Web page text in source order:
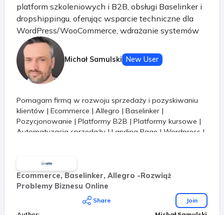
platform szkoleniowych i B2B, obsługi Baselinker i
dropshippingu, oferując wsparcie techniczne dla
WordPress/WooCommerce, wdrażanie systemów
ERP oraz rozwój strategii marketingowych, by
pomóc Ci rozwinąć biznes w internecie z
ekspertami!. Skupimy się na rozwiązywaniu
realnych problemów, bez zbędnego gadania :)
Michał Samulski New User
Pomagam firmą w rozwoju sprzedaży i pozyskiwaniu
klientów | Ecommerce | Allegro | Baselinker |
Pozycjonowanie | Platformy B2B | Platformy kursowe |
Automatyzacja sprzedaży | Landing Page | Wordpress |
Ecommerce, Baselinker, Allegro -Rozwiąż
Problemy Biznesu Online
Share
Join